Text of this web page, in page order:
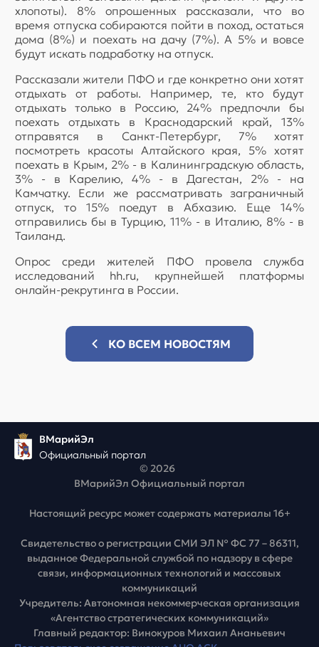
хлопоты). 8% опрошенных рассказали, что во
время отпуска собираются пойти в поход, остаться
дома (8%) и поехать на дачу (7%). А 5% и вовсе
будут искать подработку на отпуск.
Рассказали жители ПФО и где конкретно они хотят
отдыхать от работы. Например, те, кто будут
отдыхать только в Россию, 24% предпочли бы
поехать отдыхать в Краснодарский край, 13%
отправятся в Санкт-Петербург, 7% хотят
посмотреть красоты Алтайского края, 5% хотят
поехать в Крым, 2% - в Калининградскую область,
3% - в Карелию, 4% - в Дагестан, 2% - на
Камчатку. Если же рассматривать заграничный
отпуск, то 15% поедут в Абхазию. Еще 14%
отправились бы в Турцию, 11% - в Италию, 8% - в
Таиланд.
Опрос среди жителей ПФО провела служба
исследований hh.ru, крупнейшей платформы
онлайн-рекрутинга в России.
КО ВСЕМ НОВОСТЯМ
ВМарийЭл
Официальный портал
© 2026
ВМарийЭл Официальный портал
Настоящий ресурс может содержать материалы 16+
Свидетельство о регистрации СМИ ЭЛ № ФС 77 – 86311,
выданное Федеральной службой по надзору в сфере
связи, информационных технологий и массовых
коммуникаций
Учредитель: Автономная некоммерческая организация
«Агентство стратегических коммуникаций»
Главный редактор: Винокуров Михаил Ананьевич